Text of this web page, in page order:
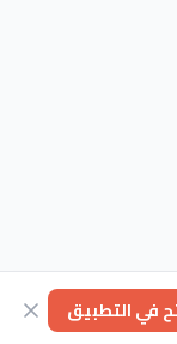
في التطبيق